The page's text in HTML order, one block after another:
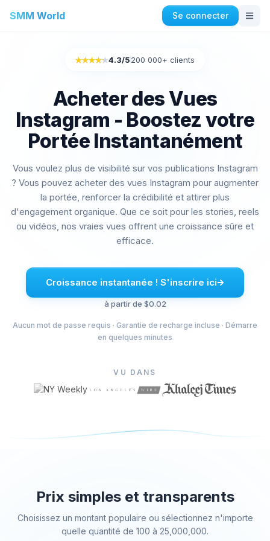
SMM World Se connecter
Achetez des J'aime automatiques sur Instagram
Acheter des abonnés Instagram
Acheter des J'aime sur Instagram
Acheter des impressions Instagram
Acheter des vues Instagram
Acheter des vues en direct sur Instagram
Acheter des commentaires Instagram
Facebook Services
Acheter des commentaires sur Facebook
Acheter des membres de groupes Facebook
Acheter des J'aime sur Facebook
Acheter des vues de vidéos en direct sur Facebook
Acheter des abonnés de profil Facebook
Telegram Services
Acheter des abonnés Telegram
Acheter des vues Telegram
Tiktok Services
Rated 4.3 out of 5
4.3/5200 000+ clients
Acheter des Vues
Instagram - Boostez votre
Portée Instantanément
Vous voulez plus de visibilité sur vos publications Instagram
? Vous pouvez acheter des vues Instagram pour augmenter
la portée, renforcer la crédibilité et attirer plus
d'engagement organique. Que ce soit pour les stories, reels
ou vidéos, nos vraies vues offrent une croissance sûre et
efficace.
Croissance instantanée ! S'inscrire ici
à partir de $0.02
Aucun mot de passe requis · Garantie de recharge incluse · Démarre
en quelques minutes
VU DANS
Prix simples et transparents
Choisissez un montant populaire ou sélectionnez n'importe
quelle quantité de 100 à 25,000,000.